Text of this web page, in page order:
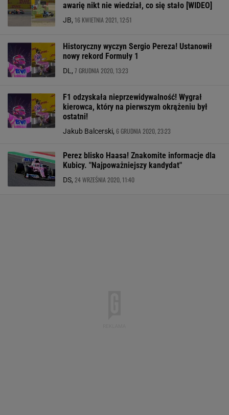
awarię nikt nie wiedział, co się stało [WIDEO]
JB, 16 KWIETNIA 2021, 12:51
Historyczny wyczyn Sergio Pereza! Ustanowił
nowy rekord Formuły 1
DL, 7 GRUDNIA 2020, 13:23
F1 odzyskała nieprzewidywalność! Wygrał
kierowca, który na pierwszym okrążeniu był
ostatni!
Jakub Balcerski, 6 GRUDNIA 2020, 23:23
Perez blisko Haasa! Znakomite informacje dla
Kubicy. "Najpoważniejszy kandydat"
DS, 24 WRZEŚNIA 2020, 11:40